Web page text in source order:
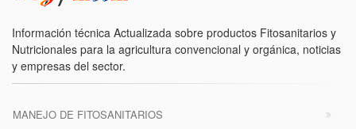
Información técnica Actualizada sobre productos Fitosanitarios y
Nutricionales para la agricultura convencional y orgánica, noticias
y empresas del sector.
MANEJO DE FITOSANITARIOS